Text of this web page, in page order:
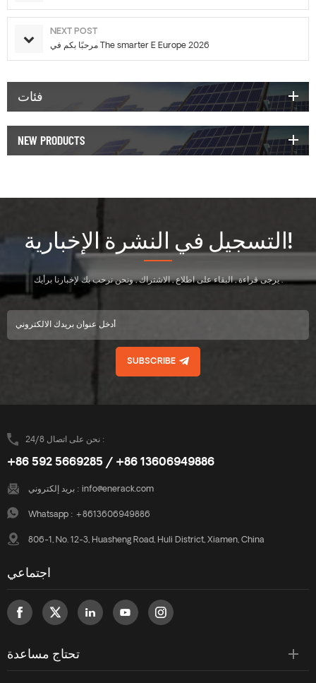
NEXT POST
مرحبًا بكم في The smarter E Europe 2026
فئات
NEW PRODUCTS
التسجيل في النشرة الإخبارية!
يرجى قراءة , البقاء على اطلاع , الاشتراك , ونحن نرحب بك لإخبارنا برأيك .
SUBSCRIBE
نحن على اتصال 24/8 :
+86 592 5669285 / +86 13606949886
بريد إلكتروني : info@enerack.com
Whatsapp : +8613606949886
806-1, No. 12-3, Huasheng Road, Huli District, Xiamen, China
اجتماعي
تحتاج مساعدة